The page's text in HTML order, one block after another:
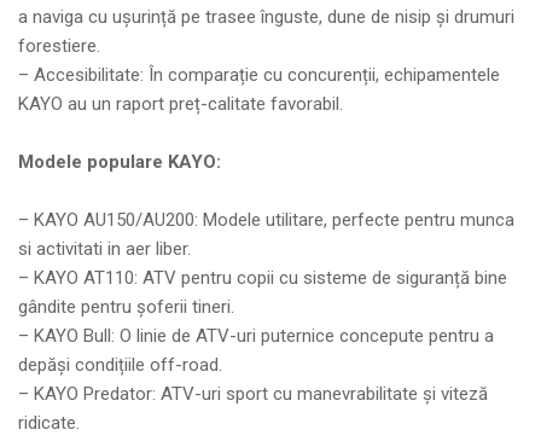
a naviga cu ușurință pe trasee înguste, dune de nisip și drumuri
forestiere.
– Accesibilitate: În comparație cu concurenții, echipamentele
KAYO au un raport preț-calitate favorabil.
Modele populare KAYO:
– KAYO AU150/AU200: Modele utilitare, perfecte pentru munca
si activitati in aer liber.
– KAYO AT110: ATV pentru copii cu sisteme de siguranță bine
gândite pentru șoferii tineri.
– KAYO Bull: O linie de ATV-uri puternice concepute pentru a
depăși condițiile off-road.
– KAYO Predator: ATV-uri sport cu manevrabilitate și viteză
ridicate.